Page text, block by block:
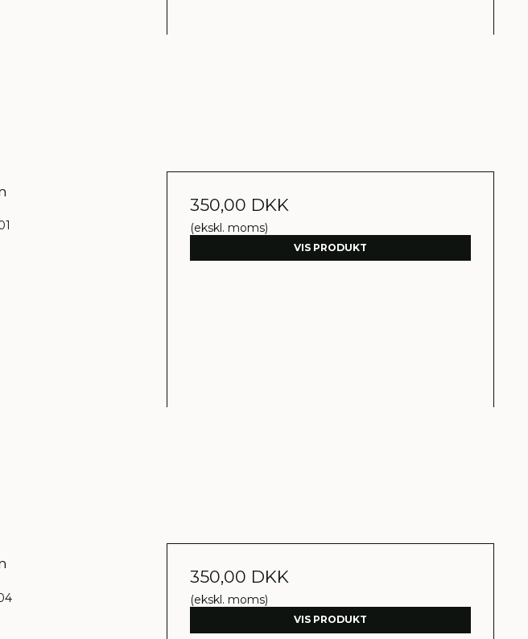
350,00 DKK
(ekskl. moms)
VIS PRODUKT
350,00 DKK
(ekskl. moms)
VIS PRODUKT